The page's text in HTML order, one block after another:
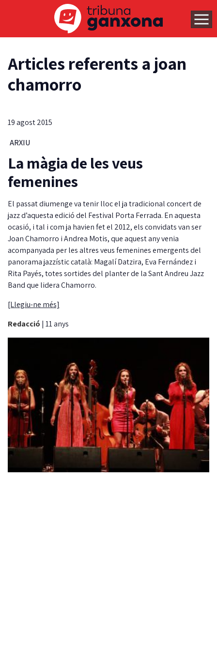
Articles referents a joan
chamorro
19 agost 2015
ARXIU
La màgia de les veus
femenines
El passat diumenge va tenir lloc el ja tradicional concert de
jazz d’aquesta edició del Festival Porta Ferrada. En aquesta
ocasió, i tal i com ja havien fet el 2012, els convidats van ser
Joan Chamorro i Andrea Motis, que aquest any venia
acompanyada per les altres veus femenines emergents del
panorama jazzístic català: Magalí Datzira, Eva Fernández i
Rita Payés, totes sortides del planter de la Sant Andreu Jazz
Band que lidera Chamorro.
[Llegiu-ne més]
Redacció | 11 anys